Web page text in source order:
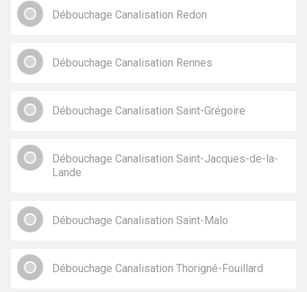
Débouchage Canalisation Redon
Débouchage Canalisation Rennes
Débouchage Canalisation Saint-Grégoire
Débouchage Canalisation Saint-Jacques-de-la-
Lande
Débouchage Canalisation Saint-Malo
Débouchage Canalisation Thorigné-Fouillard